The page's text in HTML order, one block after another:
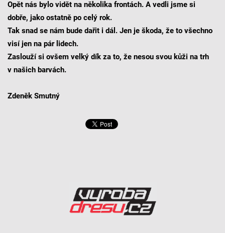
Opět nás bylo vidět na několika frontách. A vedli jsme si
dobře, jako ostatně po celý rok.
Tak snad se nám bude dařit i dál. Jen je škoda, že to všechno
visí jen na pár lidech.
Zaslouží si ovšem velký dík za to, že nesou svou kůži na trh
v našich barvách.
Zdeněk Smutný